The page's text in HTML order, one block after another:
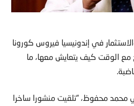
في إندونيسيا فيروس كورونا
مع الوقت كيف يتعايش معها، ما
محمد محفوظ، “تلقيت منشورا ساخرا